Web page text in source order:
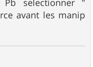
selectionner "
avant les manip